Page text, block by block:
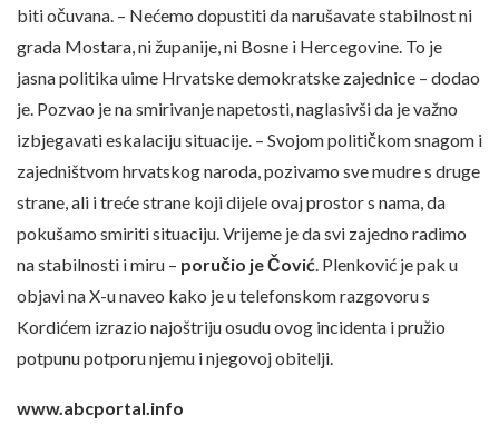
biti očuvana. – Nećemo dopustiti da narušavate stabilnost ni
grada Mostara, ni županije, ni Bosne i Hercegovine. To je
jasna politika uime Hrvatske demokratske zajednice – dodao
je. Pozvao je na smirivanje napetosti, naglasivši da je važno
izbjegavati eskalaciju situacije. – Svojom političkom snagom i
zajedništvom hrvatskog naroda, pozivamo sve mudre s druge
strane, ali i treće strane koji dijele ovaj prostor s nama, da
pokušamo smiriti situaciju. Vrijeme je da svi zajedno radimo
na stabilnosti i miru – poručio je Čović. Plenković je pak u
objavi na X-u naveo kako je u telefonskom razgovoru s
Kordićem izrazio najoštriju osudu ovog incidenta i pružio
potpunu potporu njemu i njegovoj obitelji.
www.abcportal.info